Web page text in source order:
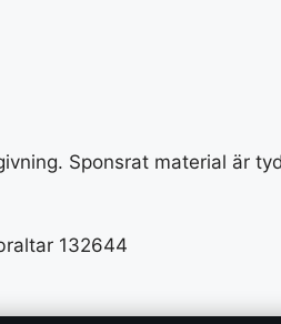
Sponsrat material är
132644